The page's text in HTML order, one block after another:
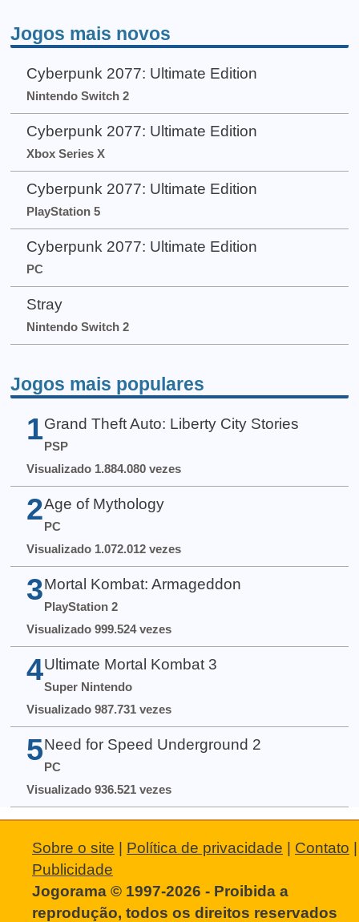
Jogos mais novos
Cyberpunk 2077: Ultimate Edition
Nintendo Switch 2
Cyberpunk 2077: Ultimate Edition
Xbox Series X
Cyberpunk 2077: Ultimate Edition
PlayStation 5
Cyberpunk 2077: Ultimate Edition
PC
Stray
Nintendo Switch 2
Jogos mais populares
1 Grand Theft Auto: Liberty City Stories
PSP
Visualizado 1.884.080 vezes
2 Age of Mythology
PC
Visualizado 1.072.012 vezes
3 Mortal Kombat: Armageddon
PlayStation 2
Visualizado 999.524 vezes
4 Ultimate Mortal Kombat 3
Super Nintendo
Visualizado 987.731 vezes
5 Need for Speed Underground 2
PC
Visualizado 936.521 vezes
Sobre o site | Política de privacidade | Contato |
Publicidade
Jogorama © 1997-2026 - Proibida a
reprodução, todos os direitos reservados